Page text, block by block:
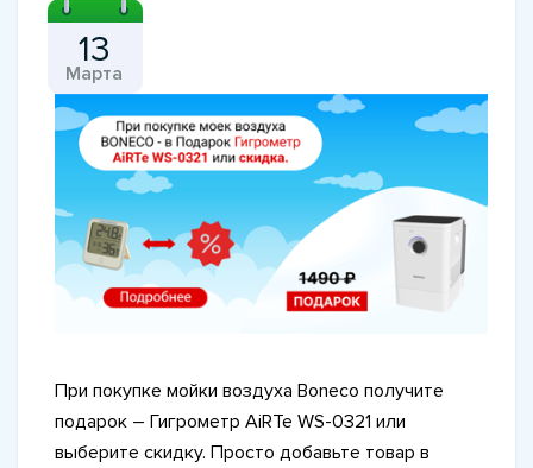
13
Марта
При покупке мойки воздуха Boneco получите
подарок – Гигрометр AiRTe WS-0321 или
выберите скидку. Просто добавьте товар в